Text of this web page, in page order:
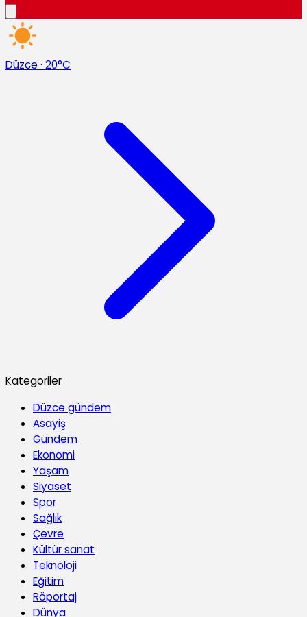
Düzce · 20°C
Kategoriler
Düzce gündem
Asayiş
Gündem
Ekonomi
Yaşam
Siyaset
Spor
Sağlık
Çevre
Kültür sanat
Teknoloji
Eğitim
Röportaj
Dünya